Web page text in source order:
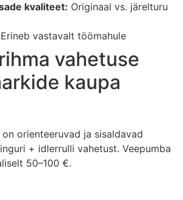
kvaliteet: Originaal vs. järelturu
Erineb vastavalt töömahule
vahetuse
kaupa
orienteeruvad ja sisaldavad
+ idlerrulli vahetust. Veepumba
50–100 €.